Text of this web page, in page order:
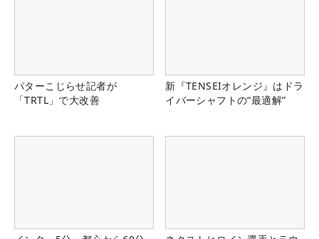
パターこじらせ記者が
「TRTL」で大改善
新『TENSEIオレンジ』はドラ
イバーシャフトの“最適解”